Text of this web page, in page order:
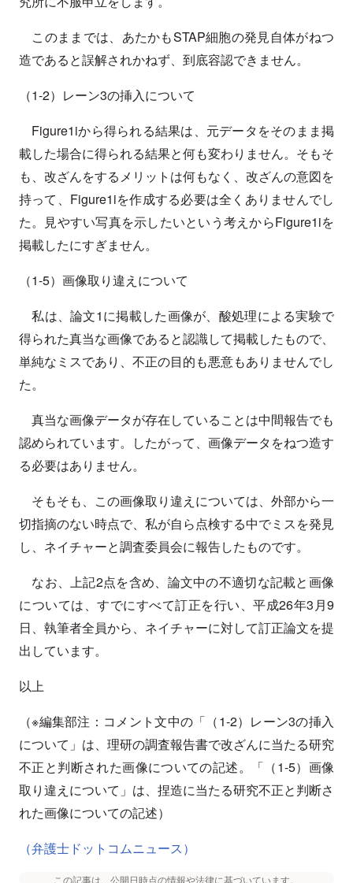
このままでは、あたかもSTAP細胞の発見自体がねつ
造であると誤解されかねず、到底容認できません。
（1-2）レーン3の挿入について
Figure1iから得られる結果は、元データをそのまま掲
載した場合に得られる結果と何も変わりません。そもそ
も、改ざんをするメリットは何もなく、改ざんの意図を
持って、Figure1iを作成する必要は全くありませんでし
た。見やすい写真を示したいという考えからFigure1iを
掲載したにすぎません。
（1-5）画像取り違えについて
私は、論文1に掲載した画像が、酸処理による実験で
得られた真当な画像であると認識して掲載したもので、
単純なミスであり、不正の目的も悪意もありませんでし
た。
真当な画像データが存在していることは中間報告でも
認められています。したがって、画像データをねつ造す
る必要はありません。
そもそも、この画像取り違えについては、外部から一
切指摘のない時点で、私が自ら点検する中でミスを発見
し、ネイチャーと調査委員会に報告したものです。
なお、上記2点を含め、論文中の不適切な記載と画像
については、すでにすべて訂正を行い、平成26年3月9
日、執筆者全員から、ネイチャーに対して訂正論文を提
出しています。
以上
（※編集部注：コメント文中の「（1-2）レーン3の挿入
について」は、理研の調査報告書で改ざんに当たる研究
不正と判断された画像についての記述。「（1-5）画像
取り違えについて」は、捏造に当たる研究不正と判断さ
れた画像についての記述）
（弁護士ドットコムニュース）
この記事は、公開日時点の情報や法律に基づいています。